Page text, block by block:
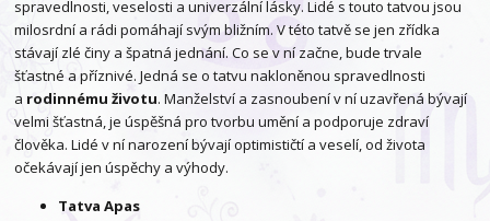
spravedlnosti, veselosti a univerzální lásky. Lidé s touto tatvou jsou
milosrdní a rádi pomáhají svým bližním. V této tatvě se jen zřídka
stávají zlé činy a špatná jednání. Co se v ní začne, bude trvale
šťastné a příznivé. Jedná se o tatvu nakloněnou spravedlnosti
a rodinnému životu. Manželství a zasnoubení v ní uzavřená bývají
velmi šťastná, je úspěšná pro tvorbu umění a podporuje zdraví
člověka. Lidé v ní narození bývají optimističtí a veselí, od života
očekávají jen úspěchy a výhody.
Tatva Apas